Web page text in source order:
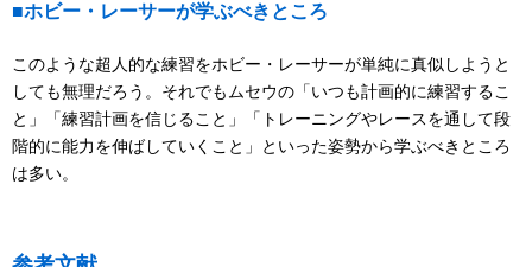
■ホビー・レーサーが学ぶべきところ
このような超人的な練習をホビー・レーサーが単純に真似しようと
しても無理だろう。それでもムセウの「いつも計画的に練習するこ
と」「練習計画を信じること」「トレーニングやレースを通して段
階的に能力を伸ばしていくこと」といった姿勢から学ぶべきところ
は多い。